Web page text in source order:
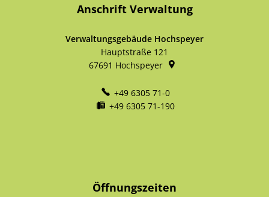
Anschrift Verwaltung
Verwaltungsgebäude Hochspeyer
Hauptstraße 121
67691 Hochspeyer
+49 6305 71-0
+49 6305 71-190
Öffnungszeiten